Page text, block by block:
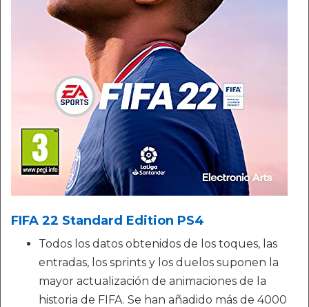
FIFA 22 Standard Edition PS4
Todos los datos obtenidos de los toques, las
entradas, los sprints y los duelos suponen la
mayor actualización de animaciones de la
historia de FIFA. Se han añadido más de 4000